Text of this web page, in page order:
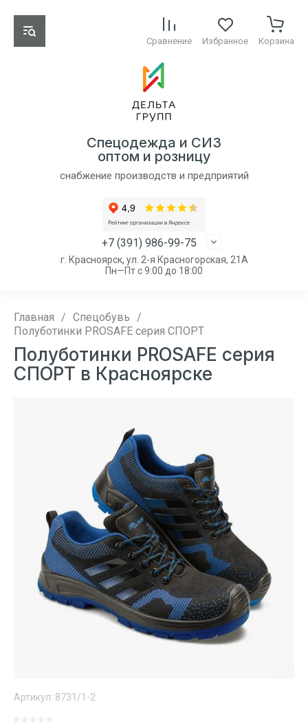
Спецодежда и СИЗ
оптом и розницу
снабжение производств и предприятий
+7 (391) 986-99-75
г. Красноярск, ул. 2-я Красногорская, 21А
Пн—Пт с 9:00 до 18:00
Сравнение Избранное Корзина
Главная / Спецобувь /
Полуботинки PROSAFE серия СПОРТ
Полуботинки PROSAFE серия
СПОРТ в Красноярске
Артикул: 8731/1-2